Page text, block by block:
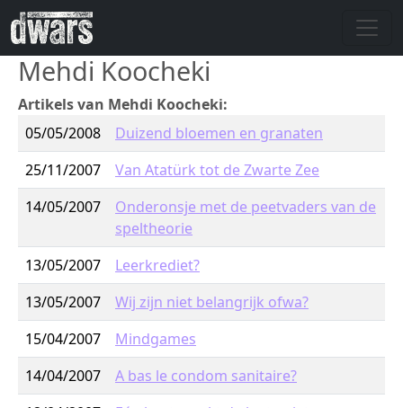
Skip to main content
Mehdi Koocheki
Artikels van Mehdi Koocheki:
05/05/2008
Duizend bloemen en granaten
25/11/2007
Van Atatürk tot de Zwarte Zee
14/05/2007
Onderonsje met de peetvaders van de
speltheorie
13/05/2007
Leerkrediet?
13/05/2007
Wij zijn niet belangrijk ofwa?
15/04/2007
Mindgames
14/04/2007
A bas le condom sanitaire?